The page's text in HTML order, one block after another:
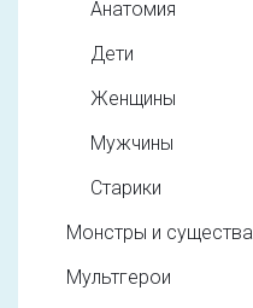
Анатомия
Дети
Женщины
Мужчины
Старики
Монстры и существа
Мультгерои